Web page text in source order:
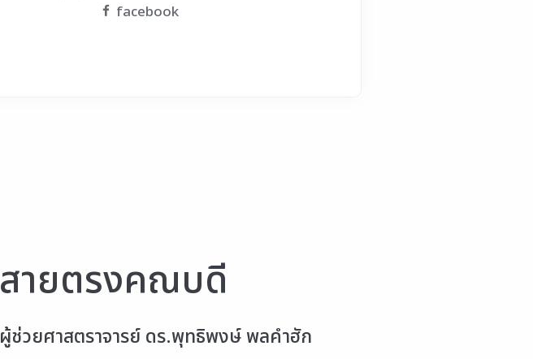
facebook
สายตรงคณบดี
ผู้ช่วยศาสตราจารย์ ดร.พุทธิพงษ์ พลคำฮัก